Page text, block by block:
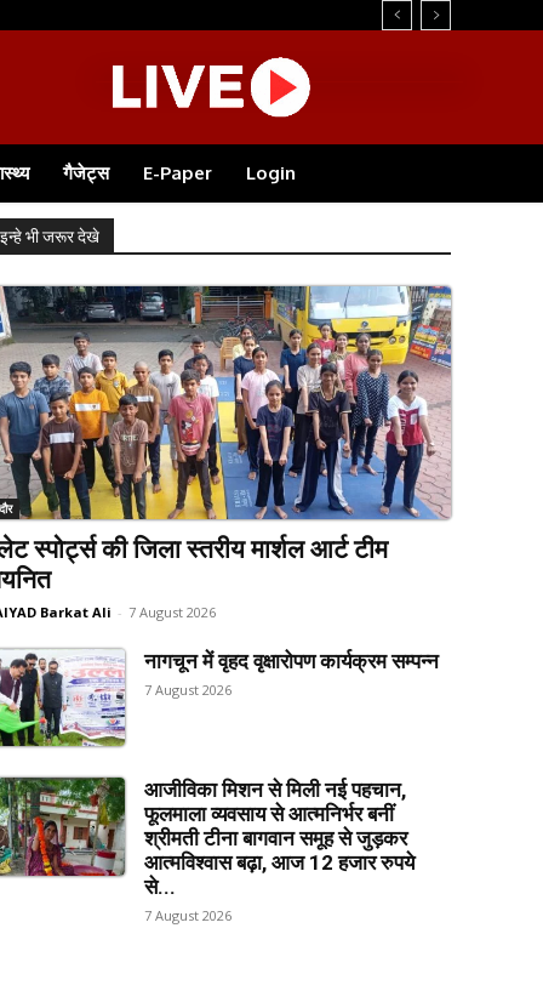
गैजेट्स E-Paper Login
इन्हे भी जरूर देखे
स्पोर्ट्स की जिला स्तरीय मार्शल आर्ट टीम
Barkat Ali - 7 August 2026
नागचून में वृहद वृक्षारोपण कार्यक्रम सम्पन्न
7 August 2026
आजीविका मिशन से मिली नई पहचान,
फूलमाला व्यवसाय से आत्मनिर्भर बनीं
श्रीमती टीना बागवान समूह से जुड़कर
आत्मविश्वास बढ़ा, आज 12 हजार रुपये
से...
7 August 2026